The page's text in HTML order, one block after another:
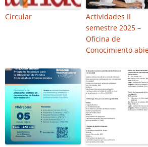
Circular
Actividades II
semestre 2025 –
Oficina de
Conocimiento